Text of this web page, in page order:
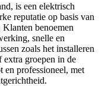
is een elektrisch
reputatie op basis van
benoemen
snelle en
zoals het installeren
extra groepen in de
en professioneel, met